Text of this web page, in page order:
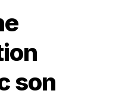
son